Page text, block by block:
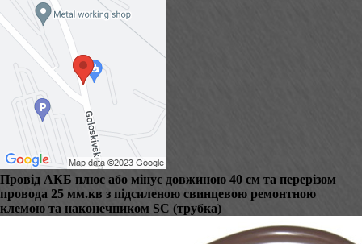
Провід АКБ плюс або мінус довжиною 40 см та перерізом
провода 25 мм.кв з підсиленою свинцевою ремонтною
клемою та наконечником SC (трубка)